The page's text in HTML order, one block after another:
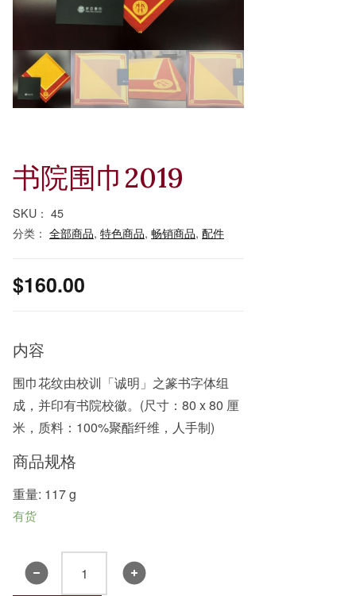
书院围巾2019
SKU： 45
分类： 全部商品, 特色商品, 畅销商品, 配件
$160.00
内容
围巾花纹由校训「诚明」之篆书字体组
成，并印有书院校徽。(尺寸：80 x 80 厘
米，质料：100%聚酯纤维，人手制)
商品规格
重量: 117 g
有货